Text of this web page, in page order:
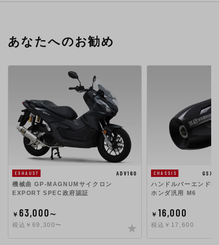
あなたへのお勧め
EXHAUST
ADV160
機械曲 GP-MAGNUMサイクロン
EXPORT SPEC政府認証
￥ 63,000〜
税込￥69,300〜
CHASSIS
ハンドルバーエンド
ホンダ汎用 M6
￥ 16,000
税込￥17,600